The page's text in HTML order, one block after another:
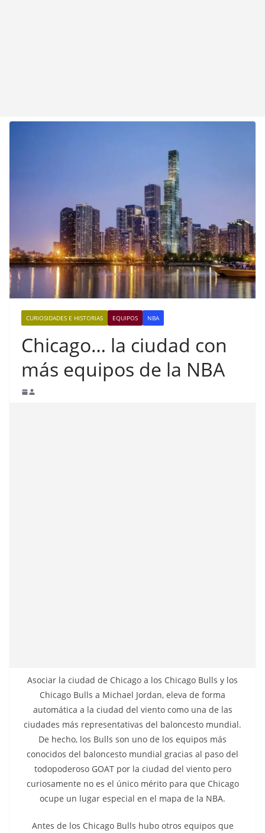
CURIOSIDADES E HISTORIAS EQUIPOS NBA
Chicago… la ciudad con
más equipos de la NBA
Asociar la ciudad de Chicago a los Chicago Bulls y los
Chicago Bulls a Michael Jordan, eleva de forma
automática a la ciudad del viento como una de las
ciudades más representativas del baloncesto mundial.
De hecho, los Bulls son uno de los equipos más
conocidos del baloncesto mundial gracias al paso del
todopoderoso GOAT por la ciudad del viento pero
curiosamente no es el único mérito para que Chicago
ocupe un lugar especial en el mapa de la NBA.
Antes de los Chicago Bulls hubo otros equipos que